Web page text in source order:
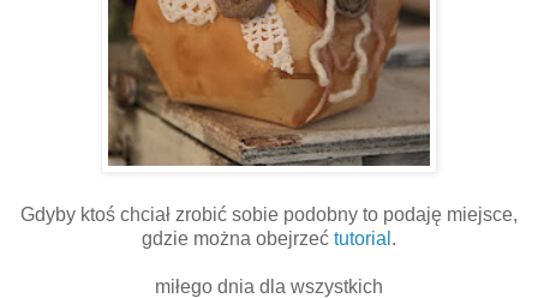
Gdyby ktoś chciał zrobić sobie podobny to podaję miejsce,
gdzie można obejrzeć tutorial .
miłego dnia dla wszystkich